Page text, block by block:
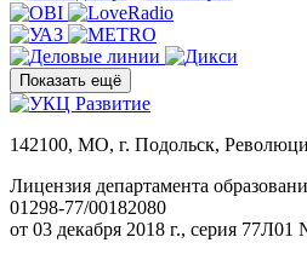
Показать ещё
142100, МО, г. Подольск,
Лицензия департамента
01298-77/00182080
от 03 декабря 2018 г., серия 77Л01